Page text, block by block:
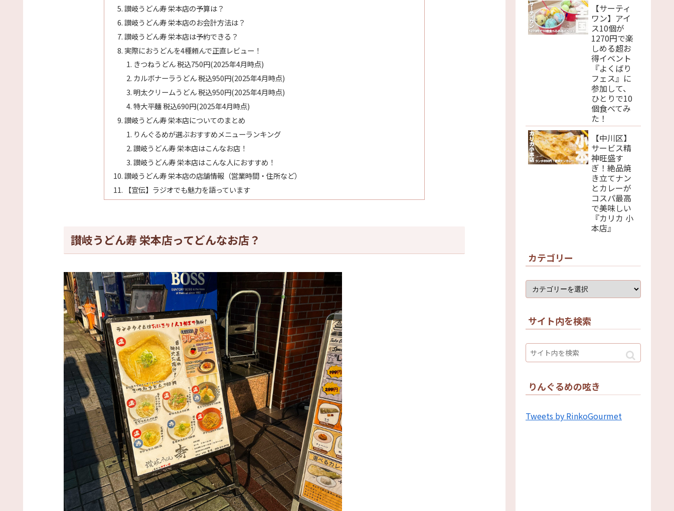
讃岐うどん寿 栄本店の予算は？
讃岐うどん寿 栄本店のお会計方法は？
讃岐うどん寿 栄本店は予約できる？
実際におうどんを4種頼んで正直レビュー！
きつねうどん 税込750円(2025年4月時点)
カルボナーラうどん 税込950円(2025年4月時点)
明太クリームうどん 税込950円(2025年4月時点)
特大平麺 税込690円(2025年4月時点)
讃岐うどん寿 栄本店についてのまとめ
りんぐるめが選ぶおすすめメニューランキング
讃岐うどん寿 栄本店はこんなお店！
讃岐うどん寿 栄本店はこんな人におすすめ！
讃岐うどん寿 栄本店の店舗情報（営業時間・住所など）
【宣伝】ラジオでも魅力を語っています
讃岐うどん寿 栄本店ってどんなお店？
【サーティ
ワン】アイ
ス10個が
1270円で楽
しめる超お
得イベント
『よくばり
フェス』に
参加して、
ひとりで10
個食べてみ
た！
【中川区】
サービス精
神旺盛す
ぎ！絶品焼
き立てナン
とカレーが
コスパ最高
で美味しい
『カリカ 小
本店』
カテゴリー
サイト内を検索
りんぐるめの呟き
Tweets by RinkoGourmet